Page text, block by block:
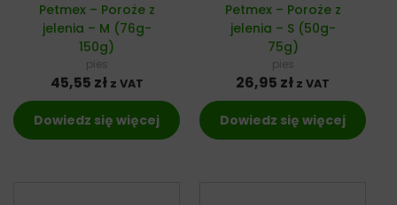
Petmex – Poroże z
jelenia – M (76g-
150g)
pies
45,55 zł z VAT
Dowiedz się więcej
Petmex – Poroże z
jelenia – S (50g-
75g)
pies
26,95 zł z VAT
Dowiedz się więcej